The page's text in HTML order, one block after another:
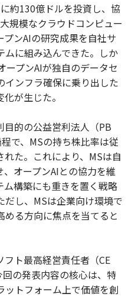
約130億ドルを投資し、協
規模なクラウドコンピュー
ンAIの研究成果を自社サ
ムに組み込んできた。しか
ープンAIが独自のデータセ
インフラ確保に乗り出した
が生じた。
目的の公益営利法人（PB
で、MSの持ち株比率は従
た。これにより、MSは自
オープンAIとの協力を維
構築にも重きを置く戦略
し、MSは企業向け環境で
る方向に焦点を当てると
ト最高経営責任者（CE
の発表内容の核心は、特
ットフォーム上で価値を創